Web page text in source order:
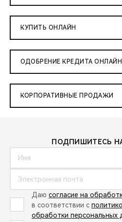
КУПИТЬ ОНЛАЙН
ОДОБРЕНИЕ КРЕДИТА ОНЛАЙН
КОРПОРАТИВНЫЕ ПРОДАЖИ
ПОДПИШИТЕСЬ
Даю согласие на
в соответствии с
обработки персональных